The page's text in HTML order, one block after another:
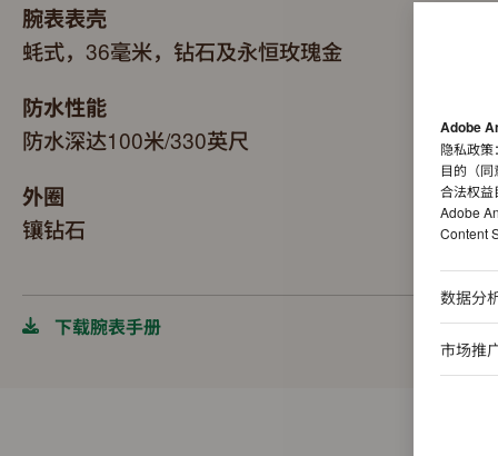
腕表表壳
蚝式，36毫米，钻石及永恒玫瑰金
防水性能
防水深达100米/330英尺
外圈
镶钻石
下载腕表手册
Adobe
隐私政策
目的（同
合法权益
Adobe
Content
数据分
市场推